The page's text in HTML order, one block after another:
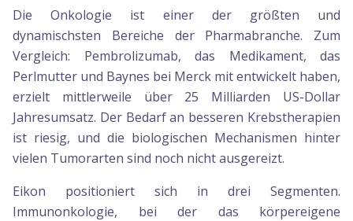
Die Onkologie ist einer der größten und
dynamischsten Bereiche der Pharmabranche. Zum
Vergleich: Pembrolizumab, das Medikament, das
Perlmutter und Baynes bei Merck mit entwickelt haben,
erzielt mittlerweile über 25 Milliarden US-Dollar
Jahresumsatz. Der Bedarf an besseren Krebstherapien
ist riesig, und die biologischen Mechanismen hinter
vielen Tumorarten sind noch nicht ausgereizt.
Eikon positioniert sich in drei Segmenten.
Immunonkologie, bei der das körpereigene